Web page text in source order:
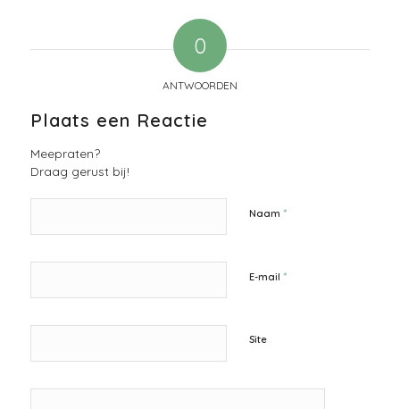
0
ANTWOORDEN
Plaats een Reactie
Meepraten?
Draag gerust bij!
Naam *
E-mail *
Site